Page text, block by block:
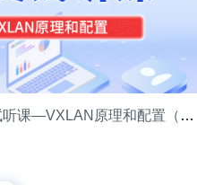
华为数通HCIE试听课—VXLAN原理和配置（讲师王鹏）